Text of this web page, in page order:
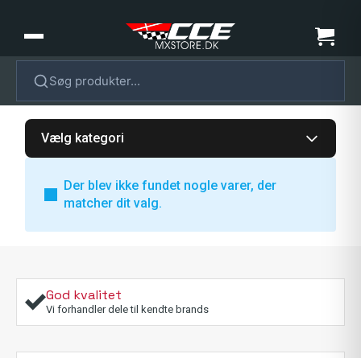
Søg produkter...
Vælg kategori
Der blev ikke fundet nogle varer, der
matcher dit valg.
God kvalitet
Vi forhandler dele til kendte brands